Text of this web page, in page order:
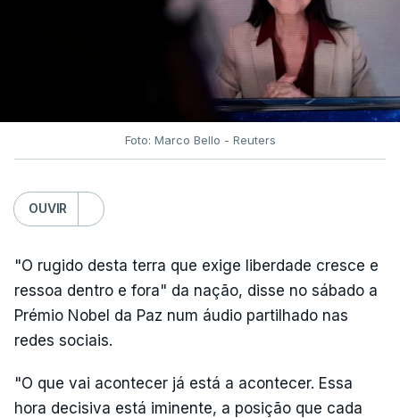
Foto: Marco Bello - Reuters
OUVIR
"O rugido desta terra que exige liberdade cresce e
ressoa dentro e fora" da nação, disse no sábado a
Prémio Nobel da Paz num áudio partilhado nas
redes sociais.
"O que vai acontecer já está a acontecer. Essa
hora decisiva está iminente, a posição que cada